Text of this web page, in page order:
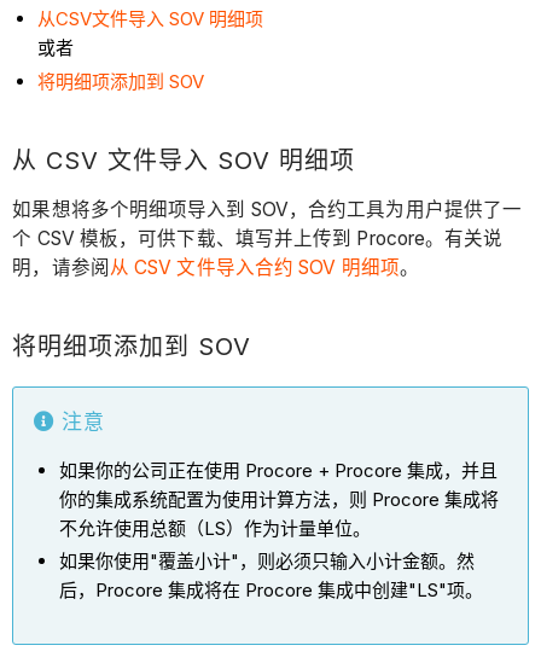
从CSV文件导入 SOV 明细项
或者
将明细项添加到 SOV
从 CSV 文件导入 SOV 明细项
如果想将多个明细项导入到 SOV，合约工具为用户提供了一
个 CSV 模板，可供下载、填写并上传到 Procore。有关说
明，请参阅 从 CSV 文件导入合约 SOV 明细项。
将明细项添加到 SOV
注意
如果你的公司正在使用 Procore + Procore 集成，并且
你的集成系统配置为使用计算方法，则 Procore 集成将
不允许使用总额（LS）作为计量单位。
如果你使用"覆盖小计"，则必须只输入小计金额。然
后，Procore 集成将在 Procore 集成中创建"LS"项。